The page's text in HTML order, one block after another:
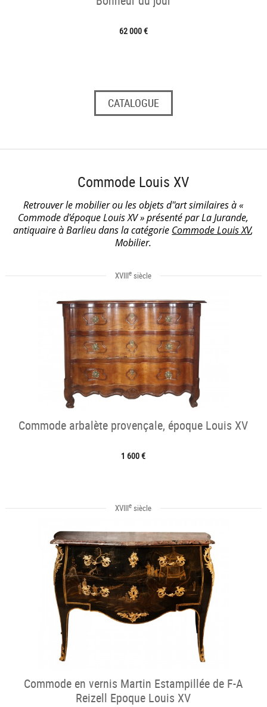
62 000 €
CATALOGUE
Commode Louis XV
Retrouver le mobilier ou les objets d''art similaires à «
Commode d'époque Louis XV » présenté par La Jurande,
antiquaire à Barlieu dans la catégorie Commode Louis XV,
Mobilier.
XVIIIe siècle
Commode arbalète provençale, époque Louis XV
1 600 €
XVIIIe siècle
Commode en vernis Martin Estampillée de F-A
Reizell Epoque Louis XV